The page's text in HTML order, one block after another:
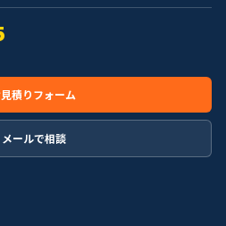
積りフォーム
ールで相談